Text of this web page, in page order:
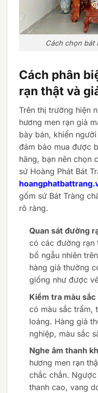
Cách chọn bát
Cách phân
rạn thật và
Trên thị trường hiện
hương men rạn giả
bày bán, khiến
đảm bảo mua được
hãng, bạn nên chọn
sứ Hoàng Phát Bát
gốm sứ Bát Tràng
rõ ràng.
Quan sát đường
có các đường rạn
bố ngẫu nhiên
hàng giả thường
giống như được
Kiểm tra màu sắc
có màu sắc trầm,
loáng. Hàng giả
nghiệp, màu sắc
Nghe âm thanh
hương men rạn
chắc chắn.
thanh cao, vang